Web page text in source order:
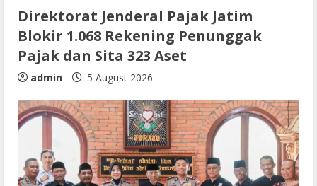
Direktorat Jenderal Pajak Jatim
Blokir 1.068 Rekening Penunggak
Pajak dan Sita 323 Aset
admin 5 August 2026